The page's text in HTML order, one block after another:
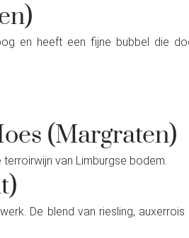
en heeft een fijne bubbel die
(Margraten)
van Limburgse bodem.
De blend van riesling,